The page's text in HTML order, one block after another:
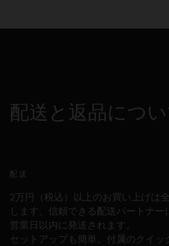
配送と返品につい
配送
2万円（税込）以上のお買い上げは
します。信頼できる配送パートナ
営業日以内に発送されます。
セットアップも簡単。付属のクイッ